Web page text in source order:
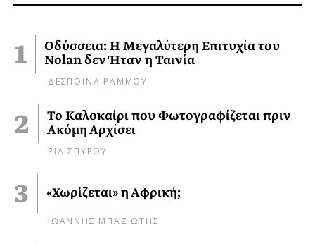
Οδύσσεια: Η Μεγαλύτερη Επιτυχία του
Nolan δεν Ήταν η Ταινία
ΔΕΣΠΟΙΝΑ ΡΑΜΜΟΥ
Το Καλοκαίρι που Φωτογραφίζεται πριν
Ακόμη Αρχίσει
ΡΙΑ ΣΠΥΡΟΥ
«Χωρίζεται» η Αφρική;
ΙΩΑΝΝΗΣ ΜΠΑΖΙΩΤΗΣ